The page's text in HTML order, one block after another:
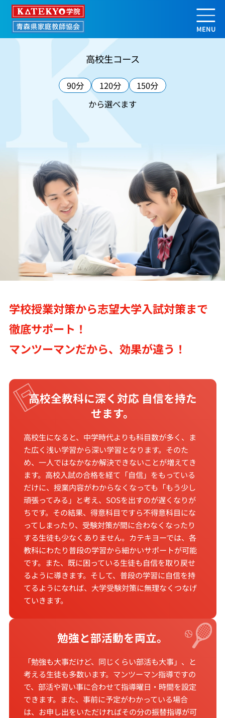
高校生コース | 【公式】ＫＡＴＥＫ
高校生コース
90分 120分
150分
から選べます
学校授業対策から志望大学入試対策まで
徹底サポート！
マンツーマンだから、効果が違う！
高校全教科に深く対応 自信を持た
せます。
高校生になると、中学時代よりも科目数が多く、ま
た広く浅い学習から深い学習となります。そのた
め、一人ではなかなか解決できないことが増えてき
ます。高校入試の合格を経て「自信」をもっている
だけに、授業内容がわからなくなっても「もう少し
頑張ってみる」と考え、SOSを出すのが遅くなりが
ちです。その結果、得意科目ですら不得意科目にな
ってしまったり、受験対策が間に合わなくなったり
する生徒も少なくありません。カテキヨーでは、各
教科にわたり普段の学習から細かいサポートが可能
です。また、既に困っている生徒も自信を取り戻せ
るように導きます。そして、普段の学習に自信を持
てるようになれば、大学受験対策に無理なくつなげ
ていきます。
勉強と部活動を両立。
「勉強も大事だけど、同じくらい部活も大事」、と
考える生徒も多数います。マンツーマン指導ですの
で、部活や習い事に合わせて指導曜日・時間を設定
できます。また、事前に予定がわかっている場合
は、お申し出をいただければその分の振替指導が可